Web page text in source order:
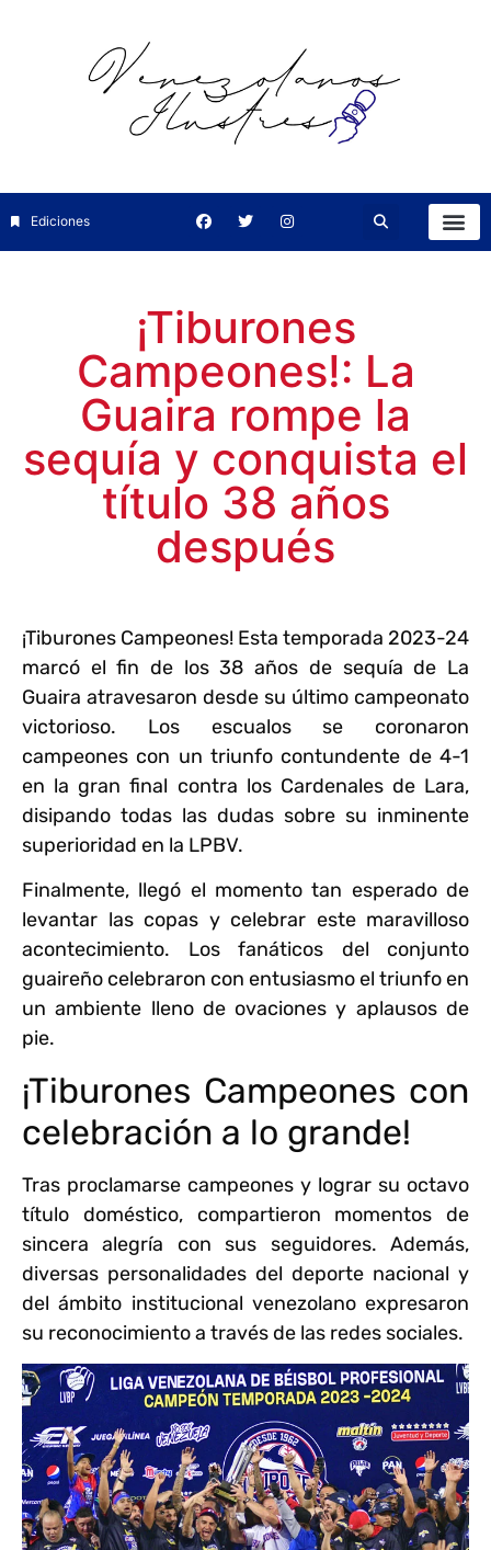
Ediciones
¡Tiburones
Campeones!: La
Guaira rompe la
sequía y conquista el
título 38 años
después
¡Tiburones Campeones! Esta temporada 2023-24
marcó el fin de los 38 años de sequía de La
Guaira atravesaron desde su último campeonato
victorioso. Los escualos se coronaron
campeones con un triunfo contundente de 4-1
en la gran final contra los Cardenales de Lara,
disipando todas las dudas sobre su inminente
superioridad en la LPBV.
Finalmente, llegó el momento tan esperado de
levantar las copas y celebrar este maravilloso
acontecimiento. Los fanáticos del conjunto
guaireño celebraron con entusiasmo el triunfo en
un ambiente lleno de ovaciones y aplausos de
pie.
¡Tiburones Campeones con
celebración a lo grande!
Tras proclamarse campeones y lograr su octavo
título doméstico, compartieron momentos de
sincera alegría con sus seguidores. Además,
diversas personalidades del deporte nacional y
del ámbito institucional venezolano expresaron
su reconocimiento a través de las redes sociales.